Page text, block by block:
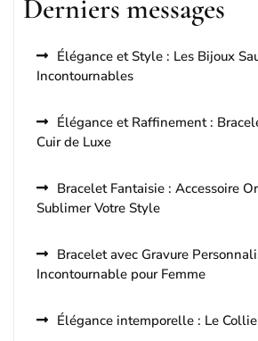
Derniers messages
Élégance et Style : Les Bijoux
Incontournables
Élégance et Raffinement :
Cuir de Luxe
Bracelet Fantaisie : Accessoire
Sublimer Votre Style
Bracelet avec Gravure
Incontournable pour Femme
Élégance intemporelle : Le